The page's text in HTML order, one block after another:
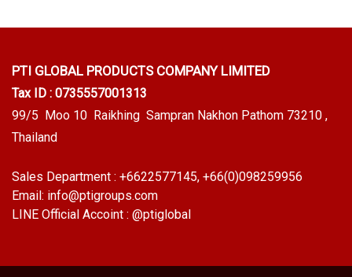
PTI GLOBAL PRODUCTS COMPANY LIMITED
Tax ID : 0735557001313
99/5 Moo 10 Raikhing Sampran Nakhon Pathom 73210 ,
Thailand
Sales Department : +6622577145, +66(0)098259956
Email: info@ptigroups.com
LINE Official Accoint : @ptiglobal